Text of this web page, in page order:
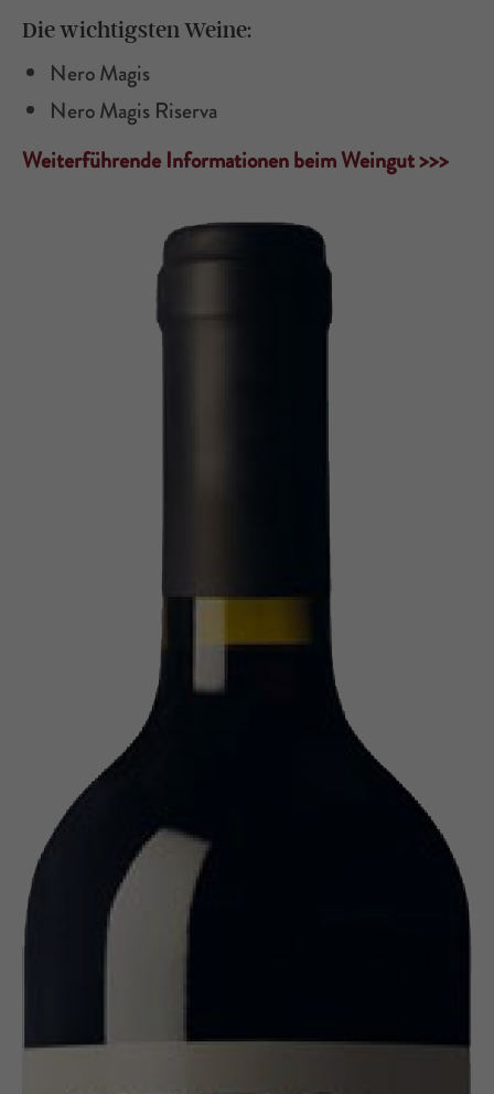
Die wichtigsten Weine:
Nero Magis
Nero Magis Riserva
Weiterführende Informationenbeim Weingut >>>